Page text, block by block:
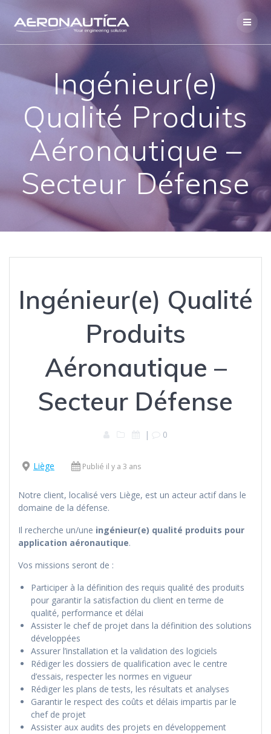
Ingénieur(e)
Qualité Produits
Aéronautique –
Secteur Défense
Ingénieur(e) Qualité
Produits
Aéronautique –
Secteur Défense
| 0
Liège Publié il y a 3 ans
Notre client, localisé vers Liège, est un acteur actif dans le
domaine de la défense.
Il recherche un/une ingénieur(e) qualité produits pour
application aéronautique.
Vos missions seront de :
Participer à la définition des requis qualité des produits
pour garantir la satisfaction du client en terme de
qualité, performance et délai
Assister le chef de projet dans la définition des solutions
développées
Assurer l’installation et la validation des logiciels
Rédiger les dossiers de qualification avec le centre
d’essais, respecter les normes en vigueur
Rédiger les plans de tests, les résultats et analyses
Garantir le respect des coûts et délais impartis par le
chef de projet
Assister aux audits des projets en développement